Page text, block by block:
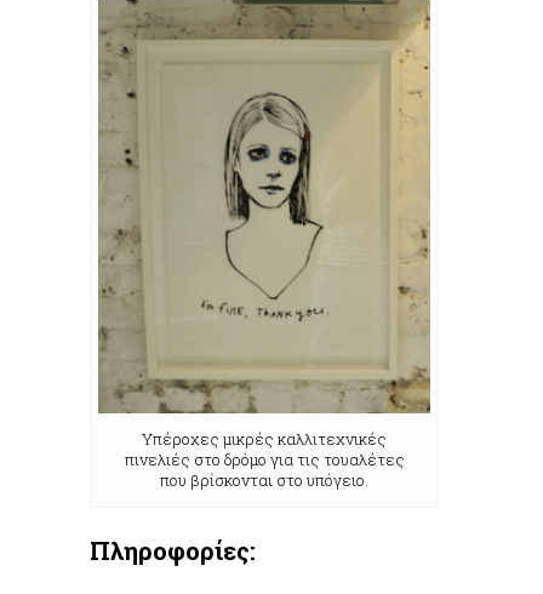
Υπέροχες μικρές καλλιτεχνικές
πινελιές στο δρόμο για τις τουαλέτες
που βρίσκονται στο υπόγειο.
Πληροφορίες: